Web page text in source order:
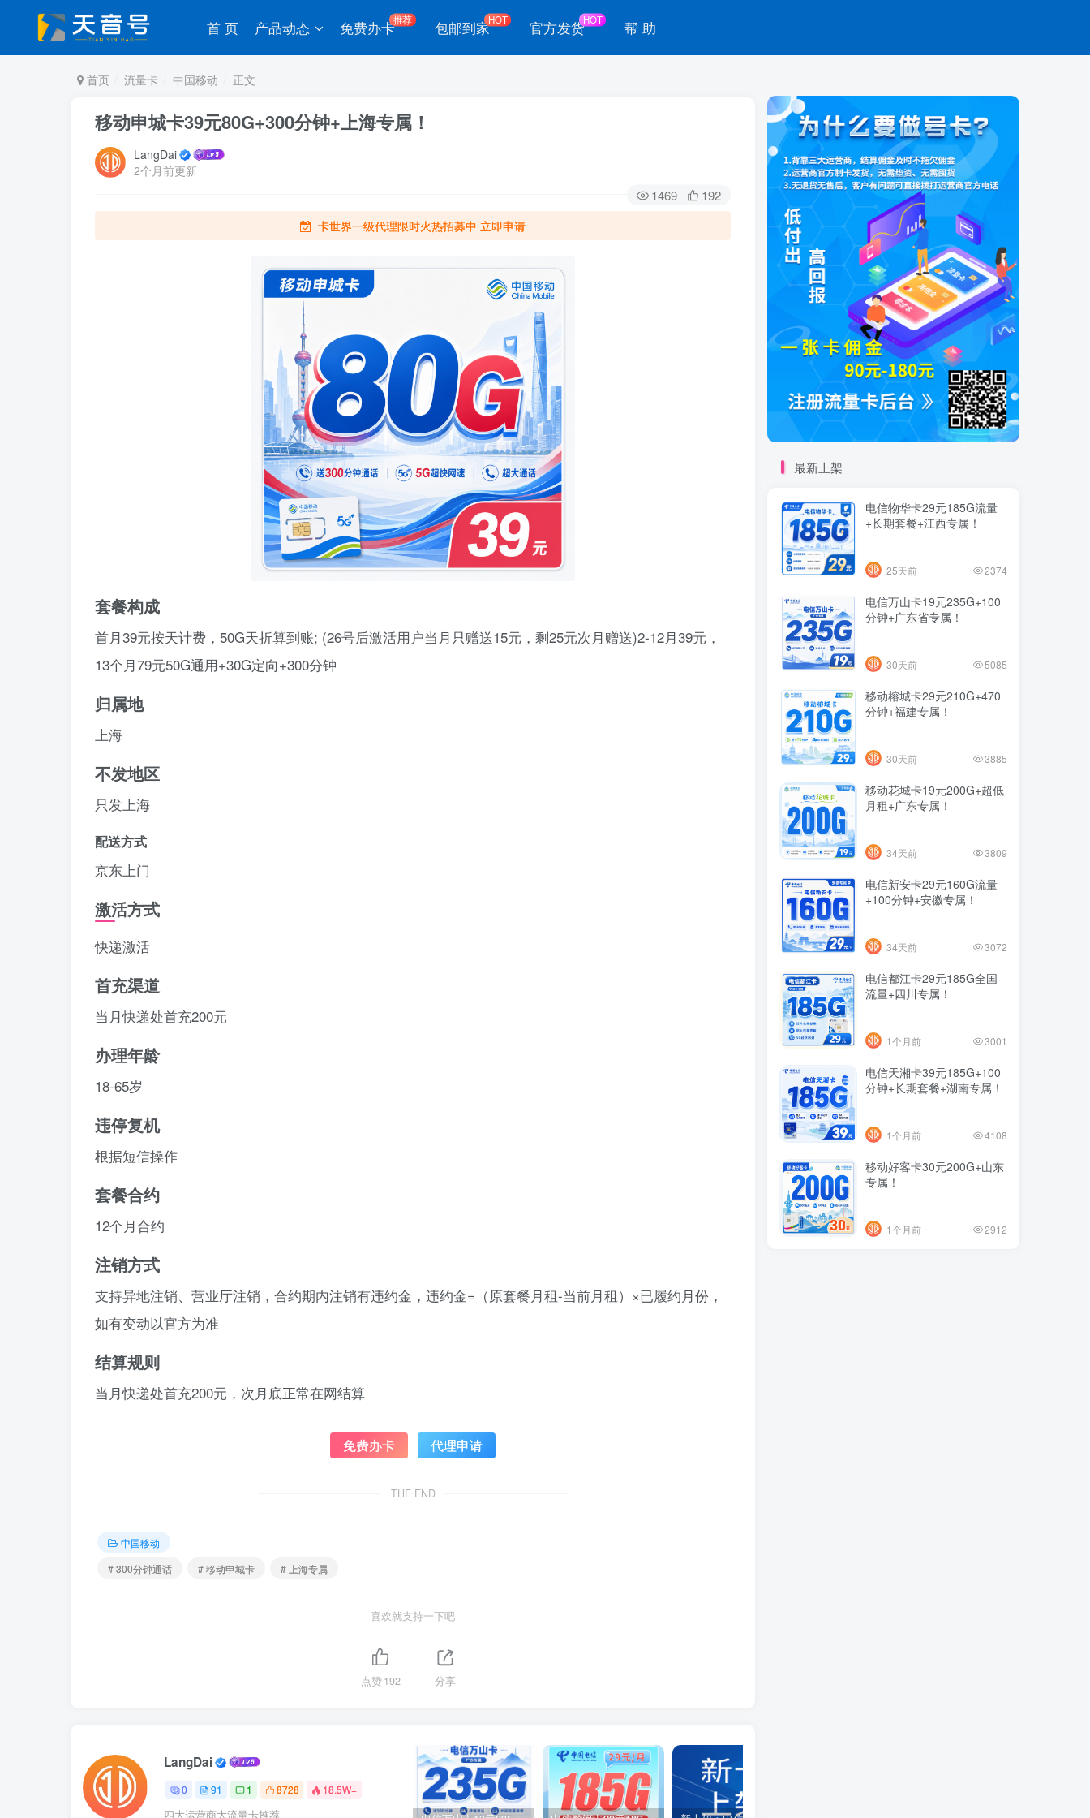
首 页 产品动态 免费办卡推荐 包邮到家HOT 官方发货HOT 帮 助
首页 流量卡 中国移动 正文
移动申城卡39元80G+300分钟+上海专属！
LangDai
2个月前更新
1469 192
卡世界一级代理限时火热招募中 立即申请
套餐构成
首月39元按天计费，50G天折算到账; (26号后激活用户当月只赠送15元，剩25元次月赠送)2-12月39元，
13个月79元50G通用+30G定向+300分钟
归属地
上海
不发地区
只发上海
配送方式
京东上门
激活方式
快递激活
首充渠道
当月快递处首充200元
办理年龄
18-65岁
违停复机
根据短信操作
套餐合约
12个月合约
注销方式
支持异地注销、营业厅注销，合约期内注销有违约金，违约金=（原套餐月租-当前月租）×已履约月份，
如有变动以官方为准
结算规则
当月快递处首充200元，次月底正常在网结算
免费办卡 代理申请
THE END
中国移动
# 300分钟通话
# 移动申城卡 # 上海专属
喜欢就支持一下吧
点赞192 分享
LangDai
0 91 1 8728 18.5W+
四大运营商大流量卡推荐
最新上架
电信物华卡29元185G流量
+长期套餐+江西专属！
25天前 2374
电信万山卡19元235G+100
分钟+广东省专属！
30天前 5085
移动榕城卡29元210G+470
分钟+福建专属！
30天前 3885
移动花城卡19元200G+超低
月租+广东专属！
34天前 3809
电信新安卡29元160G流量
+100分钟+安徽专属！
34天前 3072
电信都江卡29元185G全国
流量+四川专属！
1个月前 3001
电信天湘卡39元185G+100
分钟+长期套餐+湖南专属！
1个月前 4108
移动好客卡30元200G+山东
专属！
1个月前 2912